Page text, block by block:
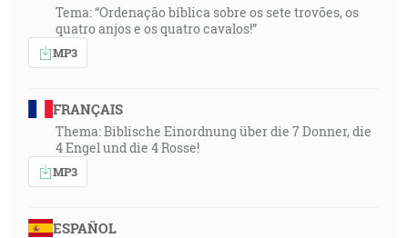
Tema: “Ordenação bíblica sobre os sete trovões, os
quatro anjos e os quatro cavalos!”
MP3
FRANÇAIS
Thema: Biblische Einordnung über die 7 Donner, die
4 Engel und die 4 Rosse!
MP3
ESPAÑOL